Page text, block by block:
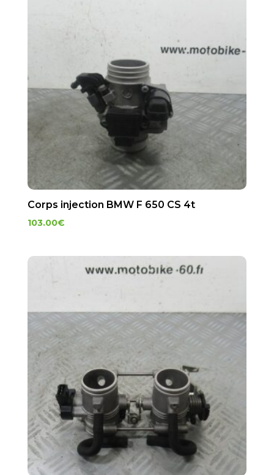
Corps injection BMW F 650 CS 4t
103.00€